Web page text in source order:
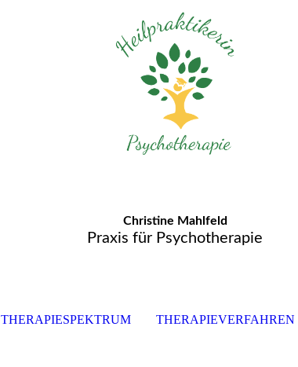
Christine Mahlfeld
Praxis für Psychotherapie
THERAPIESPEKTRUM THERAPIEVERFAHREN